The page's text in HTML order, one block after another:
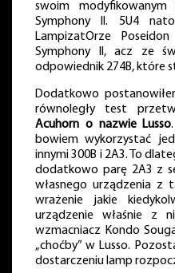
swoim
Symphony II. 5U4
LampizatOrze
Symphony II, acz ze
odpowiednik 274B, które
Dodatkowo
równoległy test
Acuhorn o nazwie Lusso
bowiem wykorzystać
innymi 300B i 2A3. To
dodatkowo parę 2A3 z
własnego urządzenia z
wrażenie jakie
urządzenie właśnie z
wzmacniacz Kondo
„choćby” w Lusso.
dostarczeniu lamp